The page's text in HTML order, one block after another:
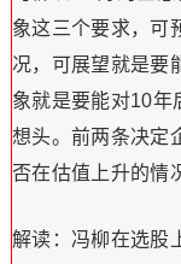
象这三个要求，可
况，可展望就是要
象就是要能对10年
想头。前两条决定
否在估值上升的情
解读：冯柳在选股